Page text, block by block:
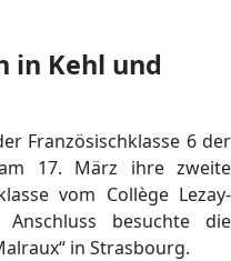
in Kehl und
Französischklasse 6 der
17. März ihre zweite
vom Collège Lezay-
besuchte die
in Strasbourg.